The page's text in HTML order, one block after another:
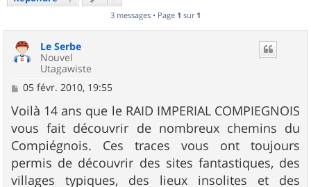
3 messages • Page 1 sur 1
Le Serbe
Nouvel
Utagawiste
M
s
s
a
g
e
05 févr. 2010, 19:55
Voilà 14 ans que le RAID IMPERIAL COMPIEGNOIS
vous fait découvrir de nombreux chemins du
Compiégnois. Ces traces vous ont toujours
permis de découvrir des sites fantastiques, des
villages typiques, des lieux insolites et des